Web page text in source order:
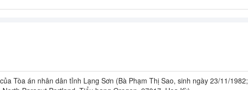
Tòa án nhân dân tỉnh Lạng Sơn (Bà Phạm Thị Sao, sinh ngày 23/11/1982;